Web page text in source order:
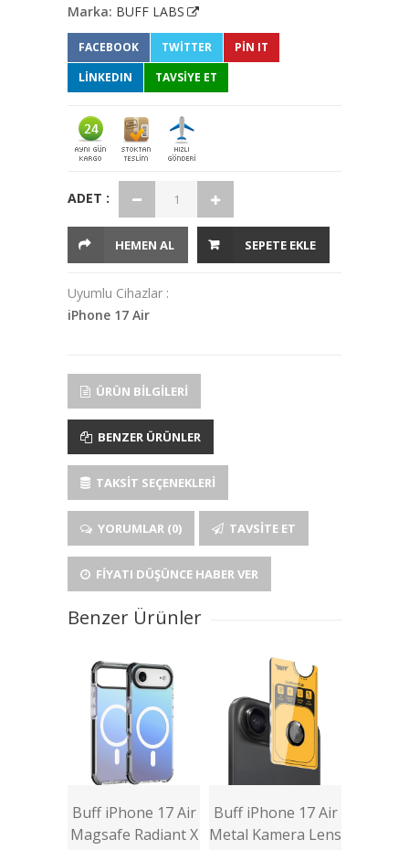
Marka: BUFF LABS
FACEBOOK TWITTER
PIN IT
LINKEDIN
TAVSİYE ET
ADET :
HEMEN AL SEPETE EKLE
Uyumlu Cihazlar :
iPhone 17 Air
ÜRÜN BILGILERI
BENZER ÜRÜNLER
TAKSIT SEÇENEKLERI
YORUMLAR (0) TAVSITE ET
FIYATI DÜŞÜNCE HABER VER
Benzer Ürünler
Buff iPhone 17 Air
Magsafe Radiant X
Buff iPhone 17 Air
Metal Kamera Lens